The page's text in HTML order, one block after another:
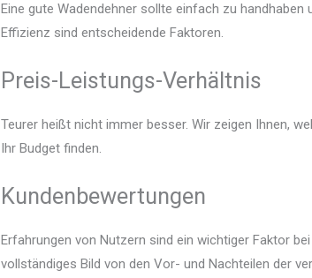
Eine gute Wadendehner sollte einfach zu
Effizienz sind entscheidende Faktoren.
Preis-Leistungs-Verhältnis
Teurer heißt nicht immer besser. Wir zeigen Ihnen,
Ihr Budget finden.
Kundenbewertungen
Erfahrungen von Nutzern sind ein wichtiger Faktor
vollständiges Bild von den Vor- und Nachteilen der